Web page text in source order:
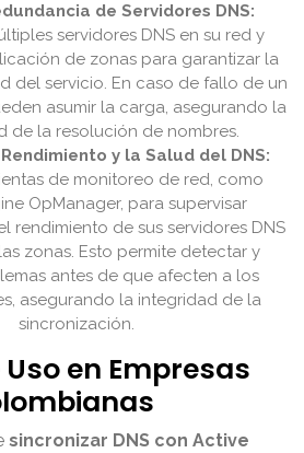
de Servidores DNS:
servidores DNS en su red y
de zonas para garantizar la
del servicio. En caso de fallo de un
asumir la carga, asegurando la
de la resolución de nombres.
y la Salud del DNS:
de monitoreo de red, como
OpManager, para supervisar
rendimiento de sus servidores DNS
zonas. Esto permite detectar y
antes de que afecten a los
asegurando la integridad de la
sincronización.
en Empresas
sincronizar DNS con Active